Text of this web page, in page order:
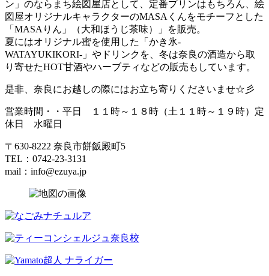
ン」のならまち絵図屋店として、定番プリンはもちろん、絵
図屋オリジナルキャラクターのMASAくんをモチーフとした
「MASAりん」（大和ほうじ茶味）」を販売。
夏にはオリジナル蜜を使用した「かき氷‐
WATAYUKIKORI‐」やドリンクを、冬は奈良の酒造から取
り寄せたHOT甘酒やハーブティなどの販売もしています。
是非、奈良にお越しの際にはお立ち寄りくださいませ☆彡
営業時間・・平日 １１時～１８時（土１１時～１９時）定
休日 水曜日
〒630-8222 奈良市餅飯殿町5
TEL：0742-23-3131
mail：info@ezuya.jp